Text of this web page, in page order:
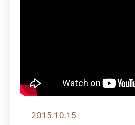
2015.10.15